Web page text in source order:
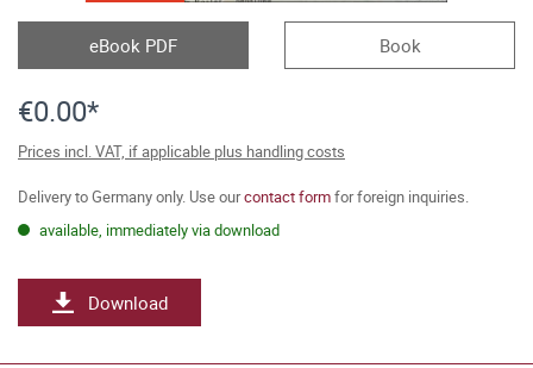
eBook PDF Book
€0.00*
Prices incl. VAT, if applicable plus handling costs
Delivery to Germany only. Use ourcontact formfor foreign inquiries.
available, immediately via download
Download